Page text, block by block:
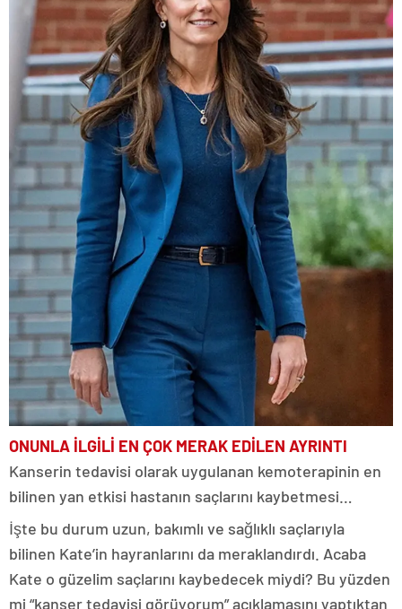
ONUNLA İLGİLİ EN ÇOK MERAK EDİLEN AYRINTI
Kanserin tedavisi olarak uygulanan kemoterapinin en
bilinen yan etkisi hastanın saçlarını kaybetmesi…
İşte bu durum uzun, bakımlı ve sağlıklı saçlarıyla
bilinen Kate’in hayranlarını da meraklandırdı. Acaba
Kate o güzelim saçlarını kaybedecek miydi? Bu yüzden
mi “kanser tedavisi görüyorum” açıklamasını yaptıktan